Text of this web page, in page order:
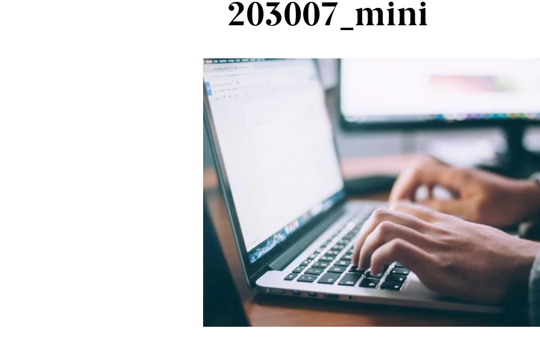
203007_mini